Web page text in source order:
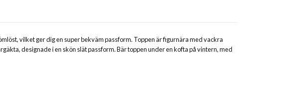
vilket ger dig en super bekväm passform. Toppen är figurnära med vackra
designade i en skön slät passform. Bär toppen under en kofta på vintern, med